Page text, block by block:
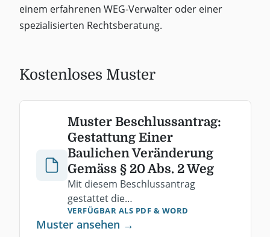
einem erfahrenen WEG-Verwalter oder einer
spezialisierten Rechtsberatung.
Kostenloses Muster
Muster Beschlussantrag:
Gestattung Einer
Baulichen Veränderung
Gemäss § 20 Abs. 2 Weg
Mit diesem Beschlussantrag
gestattet die
Eigentümerversammlung eine
privilegierte bauliche Veränderung
VERFÜGBAR ALS PDF & WORD
Muster ansehen →